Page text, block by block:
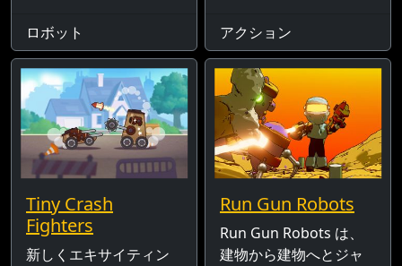
ロボット アクション
Tiny Crash
Fighters
新しくエキサイティン
Run Gun Robots
Run Gun Robots は、
建物から建物へとジャ